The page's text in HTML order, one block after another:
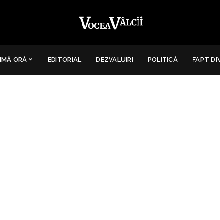
ORĂ EDITORIAL DEZVALUIRI POLITICĂ FAPT